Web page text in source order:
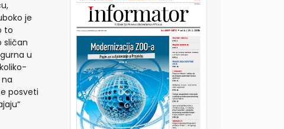
je
to
sličan
u
posveti